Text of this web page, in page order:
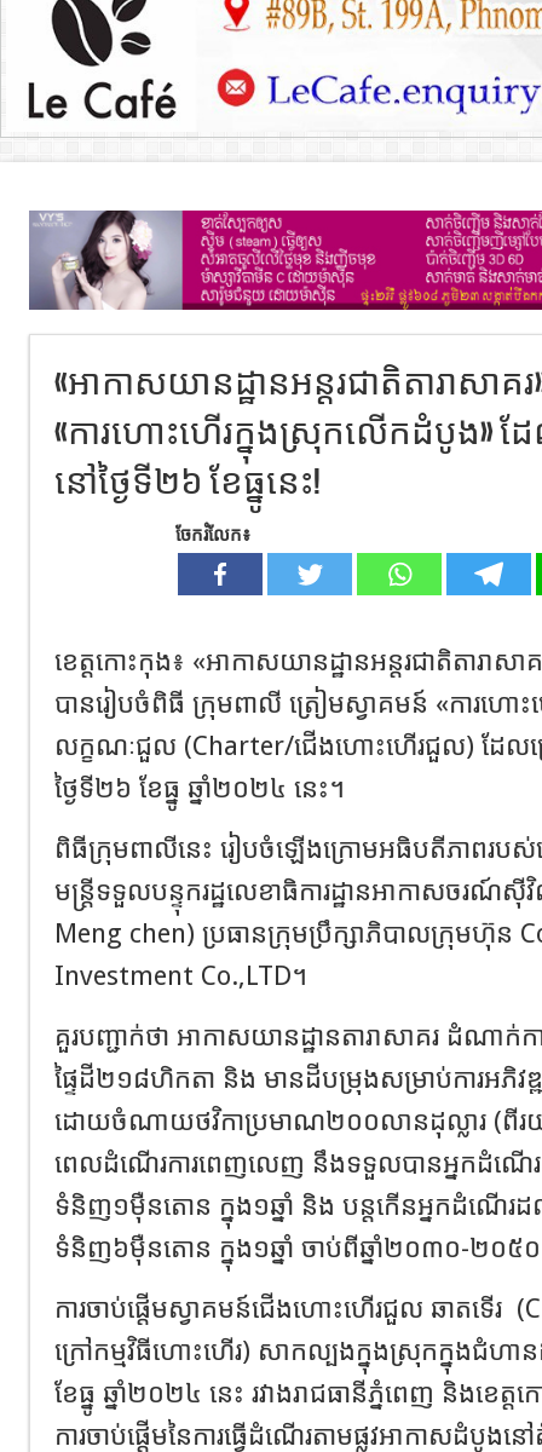
«អាកាសយានដ្ឋានអន្តរជាតិតារាសាគ
«ការហោះហើរក្នុងស្រុកលើកដំបូង» ដ
នៅថ្ងៃទី២៦ ខែធ្នូនេះ!
ចែករំលែក៖
ខេត្ត​កោះកុង​៖​ «អាកាសយានដ្ឋានអន្តរជាតិតារាសា
បានរៀបចំពិធី ក្រុមពាលី ត្រៀមស្វាគមន៍ «ការហោ
លក្ខណៈជួល (Charter/ជើងហោះហើរជួល) ដែលគ្
ថ្ងៃទី២៦ ខែធ្នូ ឆ្នាំ២០២៤ នេះ។
ពិធីក្រុមពាលីនេះ រៀបចំឡើងក្រោមអធិបតីភាពរប
មន្ត្រីទទួលបន្ទុករដ្ឋលេខាធិការដ្ឋានអាកាសច
Meng chen) ប្រធានក្រុមប្រឹក្សាភិបាលក្រុមហ៊ុន
Investment Co.,LTD។
គួរបញ្ជាក់ថា អាកាសយានដ្ឋានតារាសាគរ ដំណា
ផ្ទៃដី២១៨ហិកតា និង មានដីបម្រុងសម្រាប់ការអភិវ
ដោយចំណាយថវិកាប្រមាណ២០០លានដុល្លារ (ពីរយ
ពេលដំណើរការពេញលេញ នឹងទទួលបានអ្នកដំណើ
ទំនិញ១ម៉ឺនតោន ក្នុង១ឆ្នាំ និង បន្តកើនអ្នកដំណើ
ទំនិញ៦ម៉ឺនតោន ក្នុង១ឆ្នាំ ចាប់ពីឆ្នាំ២០៣០-២០៥
ការចាប់ផ្តើមស្វាគមន៍ជើងហោះហើរជួល ឆាតទើរ
ក្រៅកម្មវិធីហោះហើរ) សាកល្បងក្នុងស្រុកក្នុងជំហា
ខែធ្នូ ឆ្នាំ២០២៤ នេះ រវាងរាជធានីភ្នំពេញ និងខេត្
ការចាប់ផ្តើមនៃការធ្វើដំណើរតាមផ្លូវអាកាសដំបូងន